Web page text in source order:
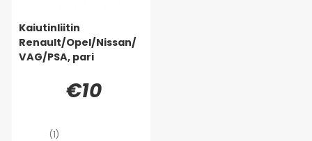
Kaiutinliitin
Renault/Opel/Nissan/
VAG/PSA, pari
€10
(1)